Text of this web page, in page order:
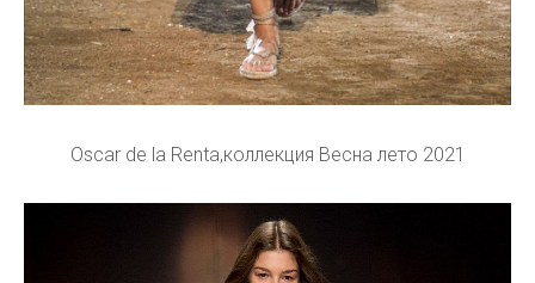
Oscar de la Renta,коллекция Весна лето 2021